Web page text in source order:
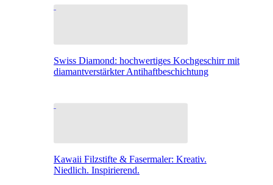
Swiss Diamond: hochwertiges Kochgeschirr mit
diamantverstärkter Antihaftbeschichtung
Kawaii Filzstifte & Fasermaler: Kreativ.
Niedlich. Inspirierend.